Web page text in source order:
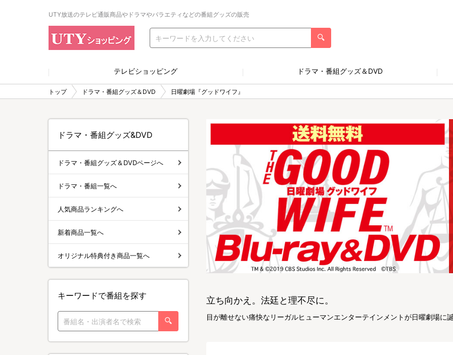
UTY放送のテレビ通販商品やドラマやバラエティなどの番組グッズの販売
テレビショッピング ドラマ・番組グッズ＆DVD
トップ ドラマ・番組グッズ＆DVD 日曜劇場『グッドワイフ』
立ち向かえ。法廷と理不尽に。
目が離せない痛快なリーガルヒューマンエンターテインメントが日曜劇場に
ドラマ・番組グッズ&DVD
ドラマ・番組グッズ＆DVDページへ
ドラマ・番組一覧へ
人気商品ランキングへ
新着商品一覧へ
オリジナル特典付き商品一覧へ
キーワードで番組を探す